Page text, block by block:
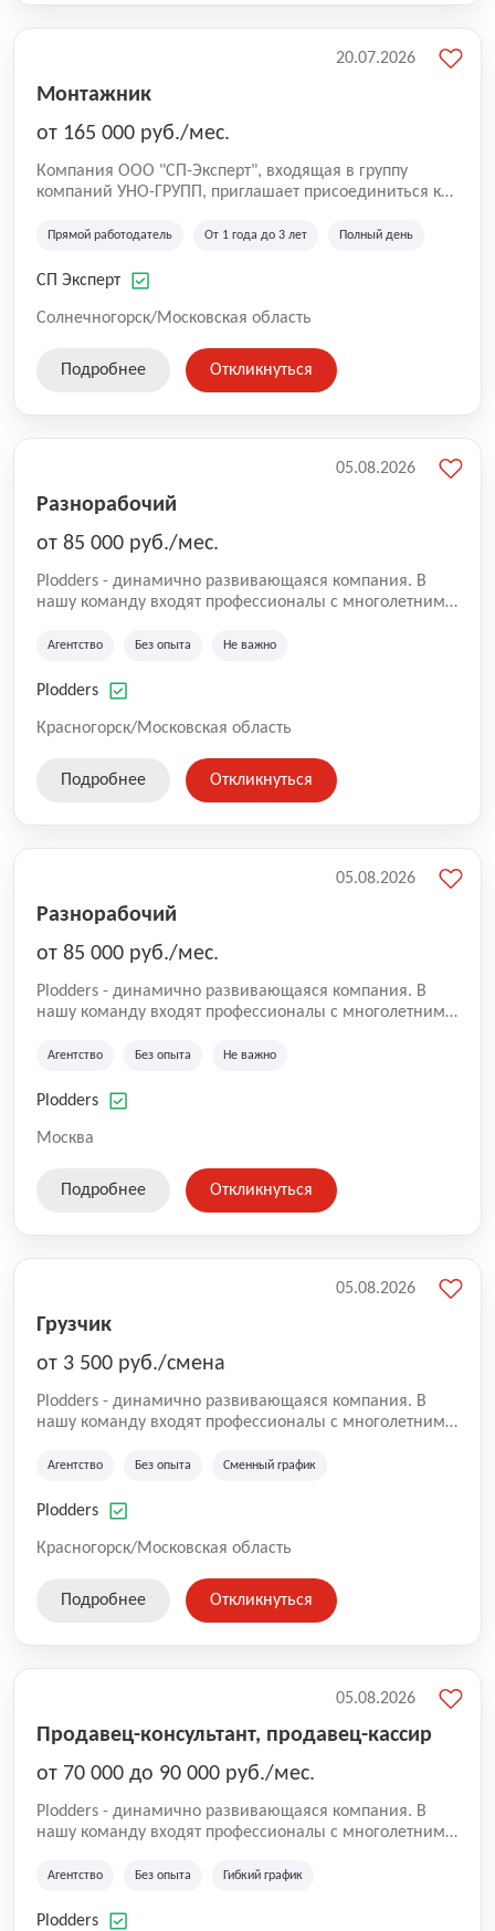
Монтажник
от 165 000 руб./мес.
Компания ООО "СП-Эксперт", входящая в группу
компаний УНО-ГРУПП, приглашает присоединиться к
работаем на рынке с 2005 года и оказываем комплекс
зданий из гибридных модульных блоков свободной
гибридно-модульного строительства.
Прямой работодатель От 1 года до 3 лет Полный день
СП Эксперт
Солнечногорск/Московская область
20.07.2026
Подробнее Откликнуться
Разнорабочий
от 85 000 руб./мес.
Plodders - динамично развивающаяся компания. В
нашу команду входят профессионалы с многолетним
на рынке аутсорсинга, а накопленный опыт позволяют
оказываемых услуг.
Агентство Без опыта Не важно
Plodders
Красногорск/Московская область
05.08.2026
Подробнее Откликнуться
Разнорабочий
от 85 000 руб./мес.
Plodders - динамично развивающаяся компания. В
нашу команду входят профессионалы с многолетним
на рынке аутсорсинга, а накопленный опыт позволяют
оказываемых услуг.
Агентство Без опыта Не важно
Plodders
Москва
05.08.2026
Подробнее Откликнуться
Грузчик
от 3 500 руб./смена
Plodders - динамично развивающаяся компания. В
нашу команду входят профессионалы с многолетним
на рынке аутсорсинга, а накопленный опыт позволяют
оказываемых услуг.
Агентство Без опыта Сменный график
Plodders
Красногорск/Московская область
05.08.2026
Подробнее Откликнуться
Продавец-консультант, продавец-кассир
от 70 000 до 90 000 руб./мес.
Plodders - динамично развивающаяся компания. В
нашу команду входят профессионалы с многолетним
на рынке аутсорсинга, а накопленный опыт позволяют
оказываемых услуг.
Агентство Без опыта Гибкий график
Plodders
05.08.2026